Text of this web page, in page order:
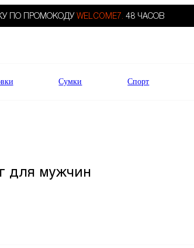
ПО ПРОМОКОДУ WELCOME7. 48 ЧАСОВ
Сумки Спорт
для мужчин